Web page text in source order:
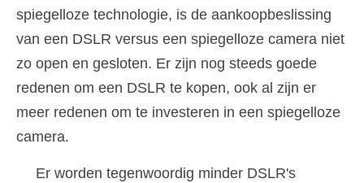
spiegelloze technologie, is de aankoopbeslissing
van een DSLR versus een spiegelloze camera niet
zo open en gesloten. Er zijn nog steeds goede
redenen om een ​​DSLR te kopen, ook al zijn er
meer redenen om te investeren in een spiegelloze
camera.
Er worden tegenwoordig minder DSLR's